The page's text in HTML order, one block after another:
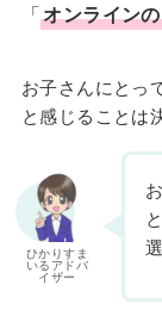
「オンライン
お子さんにとっ
と感じることは
ひかりすま
いるアドバ
イザー